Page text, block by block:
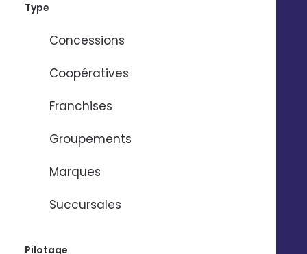
Type
Concessions
Coopératives
Franchises
Groupements
Marques
Succursales
Pilotage
Shopify